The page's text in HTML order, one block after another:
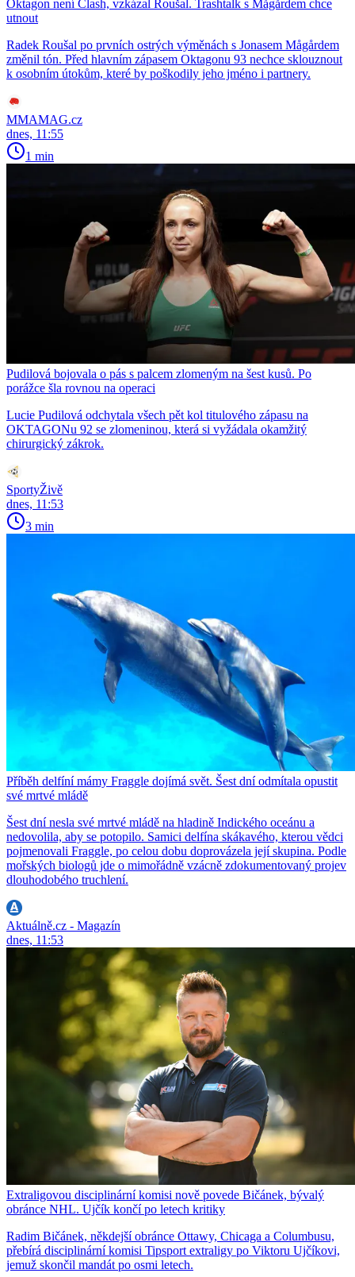
Oktagon není Clash, vzkázal Roušal. Trashtalk s Mågårdem chce
utnout
Radek Roušal po prvních ostrých výměnách s Jonasem Mågårdem
změnil tón. Před hlavním zápasem Oktagonu 93 nechce sklouznout
k osobním útokům, které by poškodily jeho jméno i partnery.
MMAMAG.cz
dnes, 11:55
1 min
Pudilová bojovala o pás s palcem zlomeným na šest kusů. Po
porážce šla rovnou na operaci
Lucie Pudilová odchytala všech pět kol titulového zápasu na
OKTAGONu 92 se zlomeninou, která si vyžádala okamžitý
chirurgický zákrok.
SportyŽivě
dnes, 11:53
3 min
Příběh delfíní mámy Fraggle dojímá svět. Šest dní odmítala opustit
své mrtvé mládě
Šest dní nesla své mrtvé mládě na hladině Indického oceánu a
nedovolila, aby se potopilo. Samici delfína skákavého, kterou vědci
pojmenovali Fraggle, po celou dobu doprovázela její skupina. Podle
mořských biologů jde o mimořádně vzácně zdokumentovaný projev
dlouhodobého truchlení.
Aktuálně.cz - Magazín
dnes, 11:53
Extraligovou disciplinární komisi nově povede Bičánek, bývalý
obránce NHL. Ujčík končí po letech kritiky
Radim Bičánek, někdejší obránce Ottawy, Chicaga a Columbusu,
přebírá disciplinární komisi Tipsport extraligy po Viktoru Ujčíkovi,
jemuž skončil mandát po osmi letech.